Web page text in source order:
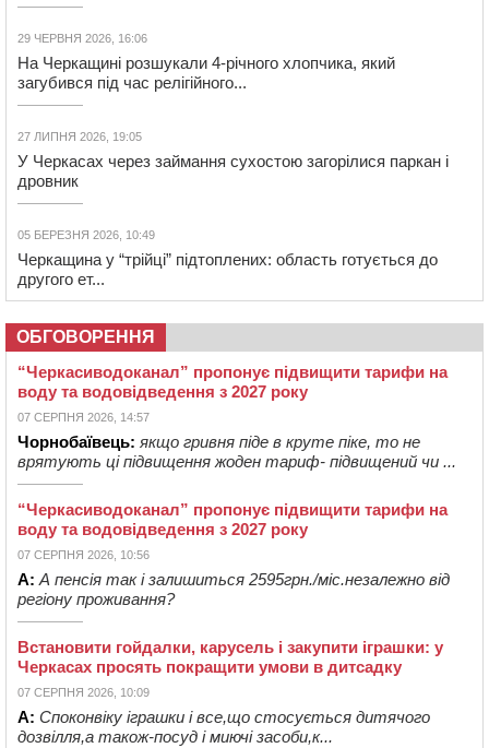
29 ЧЕРВНЯ 2026, 16:06
На Черкащині розшукали 4-річного хлопчика, який
загубився під час релігійного...
27 ЛИПНЯ 2026, 19:05
У Черкасах через займання сухостою загорілися паркан і
дровник
05 БЕРЕЗНЯ 2026, 10:49
Черкащина у “трійці” підтоплених: область готується до
другого ет...
ОБГОВОРЕННЯ
“Черкасиводоканал” пропонує підвищити тарифи на
воду та водовідведення з 2027 року
07 СЕРПНЯ 2026, 14:57
Чорнобаївець: якщо гривня піде в круте піке, то не
врятують ці підвищення жоден тариф- підвищений чи ...
“Черкасиводоканал” пропонує підвищити тарифи на
воду та водовідведення з 2027 року
07 СЕРПНЯ 2026, 10:56
А: А пенсія так і залишиться 2595грн./міс.незалежно від
регіону проживання?
Встановити гойдалки, карусель і закупити іграшки: у
Черкасах просять покращити умови в дитсадку
07 СЕРПНЯ 2026, 10:09
А: Споконвіку іграшки і все,що стосується дитячого
дозвілля,а також-посуд і миючі засоби,к...